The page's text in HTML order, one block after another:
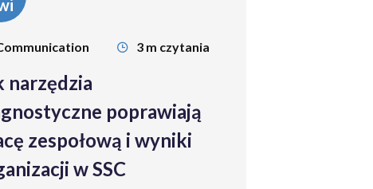
Development 4 m czytania
You Reap What You Sow:
Developing Leaders